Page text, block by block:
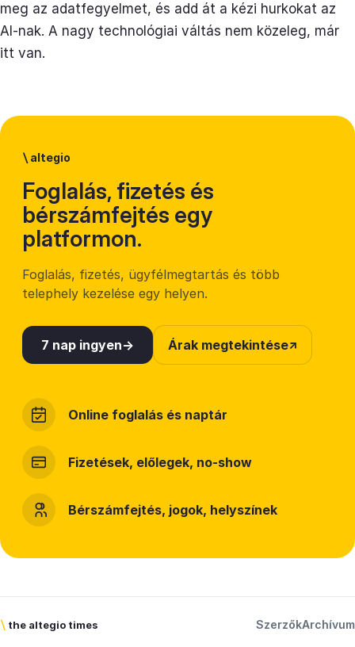
meg az adatfegyelmet, és add át a kézi hurkokat az
AI-nak. A nagy technológiai váltás nem közeleg, már
itt van.
\ altegio
Foglalás, fizetés és
bérszámfejtés egy
platformon.
Foglalás, fizetés, ügyfélmegtartás és több
telephely kezelése egy helyen.
7 nap ingyen Árak megtekintése
Online foglalás és naptár
Fizetések, előlegek, no-show
Bérszámfejtés, jogok, helyszínek
\ the altegio times SzerzőkArchívum